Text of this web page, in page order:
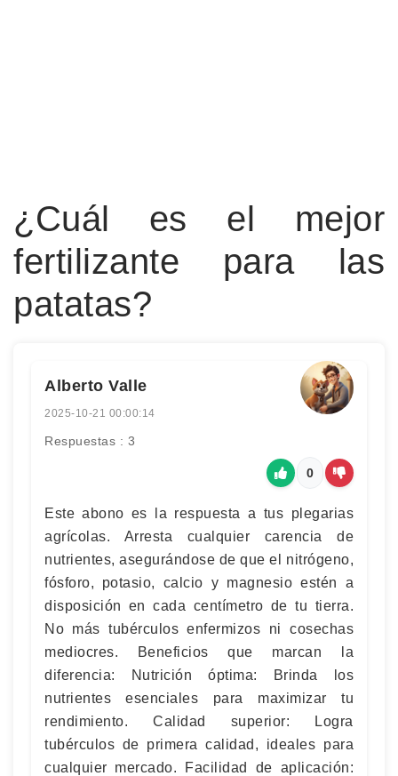
¿Cuál es el mejor
fertilizante para las
patatas?
Alberto Valle
2025-10-21 00:00:14
Respuestas : 3
0
Este abono es la respuesta a tus plegarias
agrícolas. Arresta cualquier carencia de
nutrientes, asegurándose de que el nitrógeno,
fósforo, potasio, calcio y magnesio estén a
disposición en cada centímetro de tu tierra.
No más tubérculos enfermizos ni cosechas
mediocres. Beneficios que marcan la
diferencia: Nutrición óptima: Brinda los
nutrientes esenciales para maximizar tu
rendimiento. Calidad superior: Logra
tubérculos de primera calidad, ideales para
cualquier mercado. Facilidad de aplicación: